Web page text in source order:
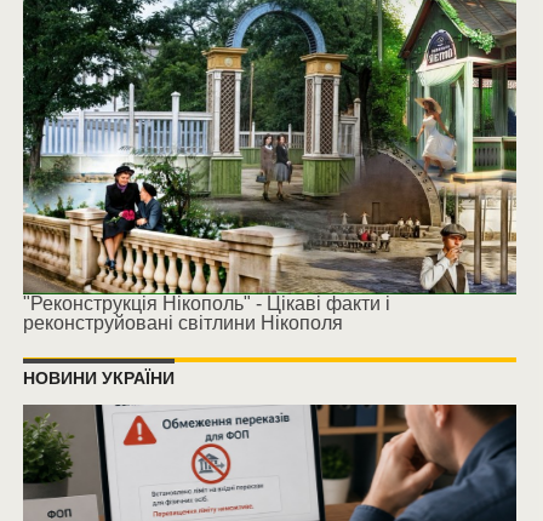
"Реконструкція Нікополь" - Цікаві факти і
реконструйовані світлини Нікополя
НОВИНИ УКРАЇНИ